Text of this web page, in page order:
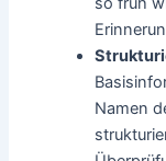
Namen